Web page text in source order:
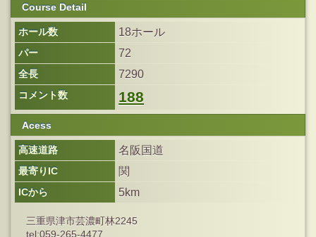
Course Detail
ホール数 18ホール
パー 72
全長 7290
コメント数 188
Acess
高速道路 名阪国道
最寄りIC 関
ICから 5km
三重県津市芸濃町林2245
tel:059-265-4477